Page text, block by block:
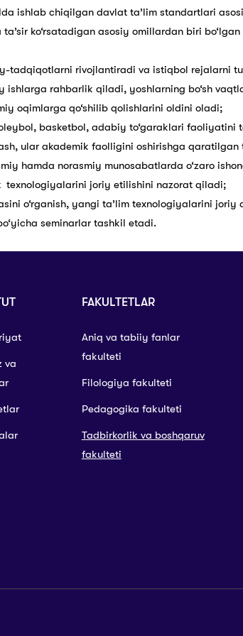
ishlab chiqilgan davlat ta’lim standartlari
ko‘rsatadigan asosiy omillardan biri
tadqiqotlarni rivojlantiradi va istiqbol rejalarni
rahbarlik qiladi, yoshlarning bo‘sh
oqimlarga qo‘shilib qolishlarini oldini oladi;
basketbol, adabiy to‘garaklari
ular akademik faolligini oshirishga
hamda norasmiy munosabatlarda o‘zaro
texnologiyalarini joriy etilishini nazorat qiladi;
o‘rganish, yangi ta’lim texnologiyalarini
seminarlar tashkil etadi.
va
FAKULTETLAR
Aniq va tabiiy fanlar
fakulteti
Filologiya fakulteti
Pedagogika fakulteti
Tadbirkorlik va boshqaruv
fakulteti